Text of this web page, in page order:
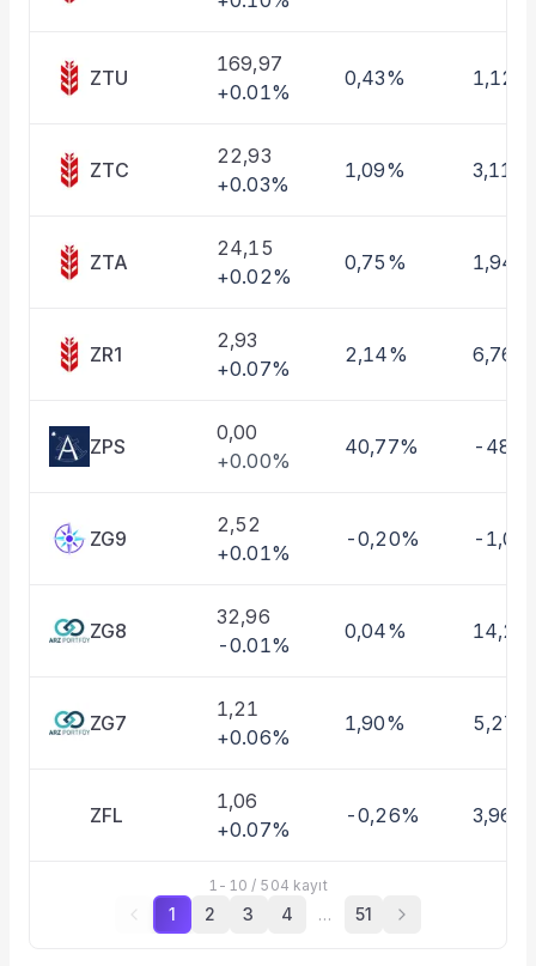
ZTU
169,97
+0.01%
0,43% 1,12%
ZTC
22,93
+0.03%
1,09% 3,11%
ZTA
24,15
+0.02%
0,75% 1,94%
ZR1
2,93
+0.07%
2,14% 6,76%
ZPS
0,00
+0.00%
40,77% -
ZG9
2,52
+0.01%
-0,20% -
ZG8
32,96
-0.01%
0,04%
ZG7
1,21
+0.06%
1,90% 5,27%
ZFL
1,06
+0.07%
-0,26% 3,96%
1 - 10 / 504 kayıt
1 2 3 4 … 51